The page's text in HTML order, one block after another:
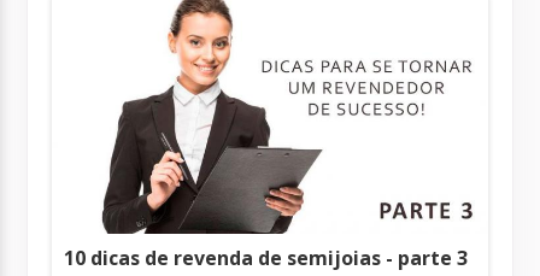
10 dicas de revenda de semijoias - parte 3